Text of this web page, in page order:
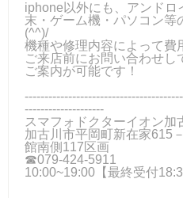
iphone以外にも、アンドロ
末・ゲーム機・パソコン等
(^^)/
機種や修理内容によって費
ご来店前にお問い合わせし
ご案内が可能です！
--------------------
スマフォドクターイオン加
加古川市平岡町新在家
館南側117区画
☎079-424-5911
10:00~19:00【最終受付